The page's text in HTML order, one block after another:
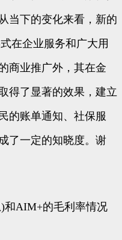
当下的变化来看，新的
在企业服务和广大用
商业推广外，其在金
得了显著的效果，建立
的账单通知、社保服
了一定的知晓度。谢
和AIM+的毛利率情况